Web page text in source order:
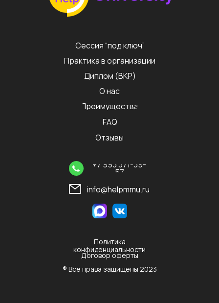
Политика
конфиденциальности
Сессия “под ключ”
Практика в организации
Диплом (ВКР)
О нас
Преимущества
FAQ
Отзывы
+7 993 371-39-
57
info@helpmmu.ru
Договор оферты
® Все права защищены 2023